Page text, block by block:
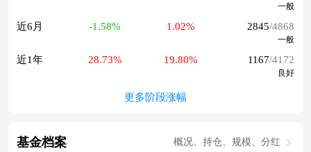
一般
近6月 -1.58% 1.02% 2845/4868
一般
近1年 28.73% 19.80% 1167/4172
良好
更多阶段涨幅
基金档案 概况、持仓、规模、分红